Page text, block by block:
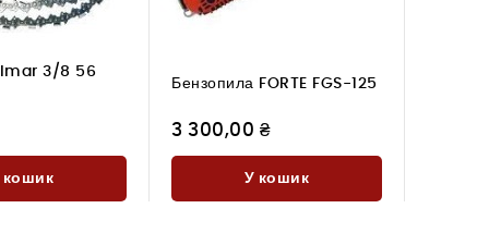
3/8 56
кошик
Бензопила FORTE FGS-125
3 300,00 ₴
У кошик